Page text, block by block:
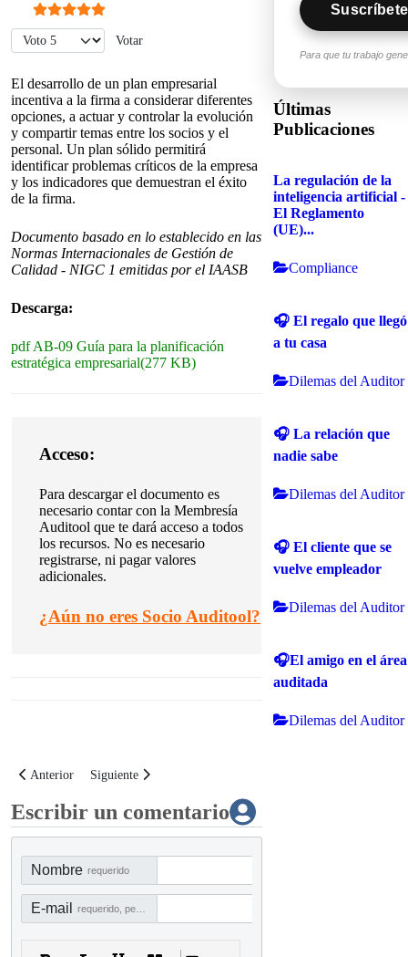
Ratio:5/5
Por favor, vote
El desarrollo de un plan empresarial
incentiva a la firma a considerar diferentes
opciones, a actuar y controlar la evolución
y compartir temas entre los socios y el
personal. Un plan sólido permitirá
identificar problemas críticos de la empresa
y los indicadores que demuestran el éxito
de la firma.
Documento basado en lo establecido en las
Normas Internacionales de Gestión de
Calidad - NIGC 1 emitidas por el IAASB
Descarga:
pdfAB-09 Guía para la planificación
estratégica empresarial(277 KB)
Acceso:
Para descargar el documento es
necesario contar con la Membresía
Auditool que te dará acceso a todos
los recursos. No es necesario
registrarse, ni pagar valores
adicionales.
¿Aún no eres Socio Auditool?
Artículo anterior: AB-08 Organigrama de una firma de auditoría
Anterior Artículo siguiente: AB-10 Guía sobre la planificación de
Siguiente
Escribir un comentario
Nombre requerido
E-mail
Para que tu trabajo
Últimas
Publicaciones
La regulación de la
inteligencia artificial -
El Reglamento
(UE)...
Compliance
🎧 El regalo que llegó
a tu casa
Dilemas del Auditor
🎧 La relación que
nadie sabe
Dilemas del Auditor
🎧 El cliente que se
vuelve empleador
Dilemas del Auditor
🎧El amigo en el área
auditada
Dilemas del Auditor